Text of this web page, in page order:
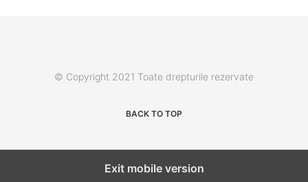
© Copyright 2021 Toate drepturile rezervate
BACK TO TOP
Exit mobile version